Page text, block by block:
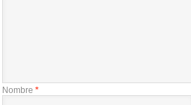
Nombre *